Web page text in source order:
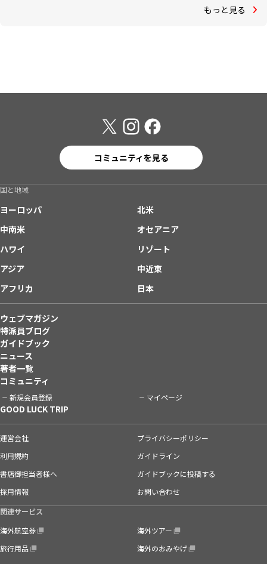
もっと見る
コミュニティを見る
国と地域
ヨーロッパ
北米
中南米
オセアニア
ハワイ
リゾート
アジア
中近東
アフリカ
日本
ウェブマガジン
特派員ブログ
ガイドブック
ニュース
著者一覧
コミュニティ
新規会員登録 マイページ
GOOD LUCK TRIP
運営会社
プライバシーポリシー
利用規約
ガイドライン
書店御担当者様へ
ガイドブックに投稿する
採用情報
お問い合わせ
関連サービス
海外航空券
海外ツアー
旅行用品
海外のおみやげ